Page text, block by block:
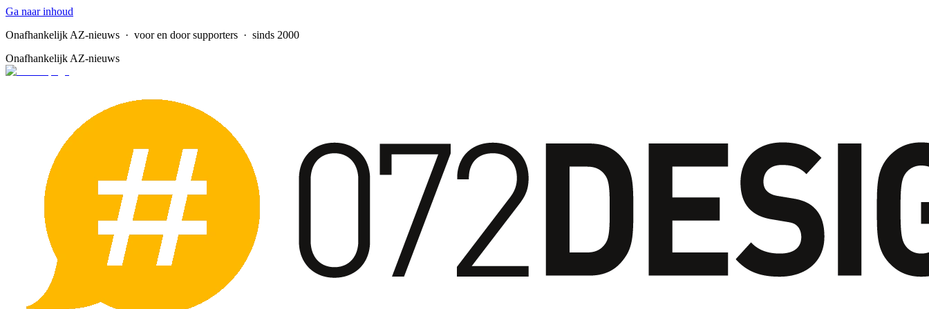
Ga naar inhoud
Onafhankelijk AZ-nieuws · voor en door supporters · sinds 2000
Onafhankelijk AZ-nieuws